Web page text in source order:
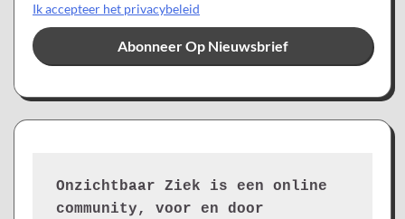
Ik accepteer het privacybeleid
Onzichtbaar Ziek is een online
community, voor en door